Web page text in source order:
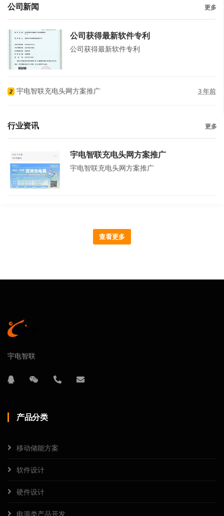
公司新闻 更多
公司获得最新软件专利
公司获得最新软件专利
2 宇电智联充电头网方案推广 3 年前
行业资讯 更多
宇电智联充电头网方案推广
宇电智联充电头网方案推广
查看更多
宇电智联
产品分类
移动储能方案
软件设计
硬件设计
电源类产品开发